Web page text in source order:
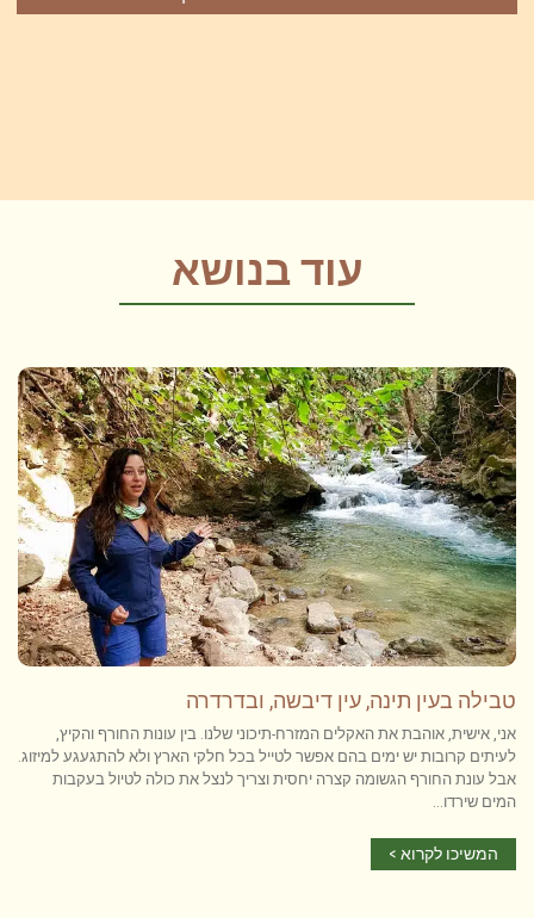
עוד בנושא
טבילה בעין תינה, עין דיבשה, ובדרדרה
אני, אישית, אוהבת את האקלים המזרח-תיכוני שלנו. בין עונות החורף והקיץ,
לעיתים קרובות יש ימים בהם אפשר לטייל בכל חלקי הארץ ולא להתגעגע למיזוג.
אבל עונת החורף הגשומה קצרה יחסית וצריך לנצל את כולה לטיול בעקבות
המים שירדו...
המשיכו לקרוא >